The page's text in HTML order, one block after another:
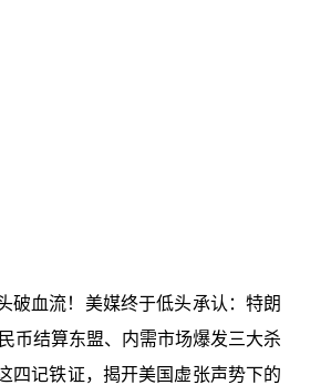
破血流！美媒终于低头承认：特朗
币结算东盟、内需市场爆发三大杀
四记铁证，揭开美国虚张声势下的